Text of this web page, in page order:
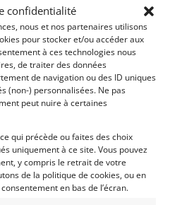
confidentialité
nous et nos partenaires utilisons
pour stocker et/ou accéder aux
à ces technologies nous
de traiter des données
de navigation ou des ID uniques
(non-) personnalisées. Ne pas
peut nuire à certaines
qui précède ou faites des choix
uniquement à ce site. Vous pouvez
y compris le retrait de votre
de la politique de cookies, ou en
en bas de l’écran.
3 V12 ROADSTER (1973)
509 vues
Série 3. La quintessence
Voiture du Colorado à faible
Pays-Bas. Excellente